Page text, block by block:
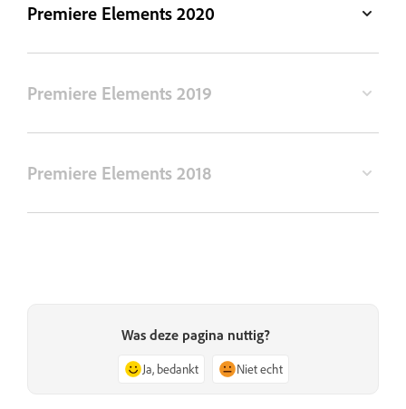
Premiere Elements 2020
Premiere Elements 2019
Premiere Elements 2018
Was deze pagina nuttig?
Ja, bedankt Niet echt